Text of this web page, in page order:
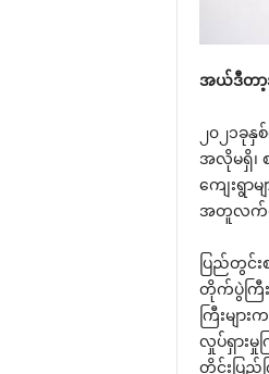
အယ်ဒီတာ့
၂၀၂၁ခု
အလိုမရှိ၊
ကျေးရွာ
အတူလက်တွဲ
ပြည်တွင်
တိုက်ပွဲကြီး
ကြီးမျ
လှုပ်ရှား
တိုင်းပြ